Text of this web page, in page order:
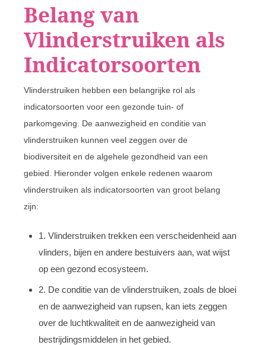
Belang van
Vlinderstruiken als
Indicatorsoorten
Vlinderstruiken hebben een belangrijke rol als
indicatorsoorten voor een gezonde tuin- of
parkomgeving. De aanwezigheid en conditie van
vlinderstruiken kunnen veel zeggen over de
biodiversiteit en de algehele gezondheid van een
gebied. Hieronder volgen enkele redenen waarom
vlinderstruiken als indicatorsoorten van groot belang
zijn:
1. Vlinderstruiken trekken een verscheidenheid aan
vlinders, bijen en andere bestuivers aan, wat wijst
op een gezond ecosysteem.
2. De conditie van de vlinderstruiken, zoals de bloei
en de aanwezigheid van rupsen, kan iets zeggen
over de luchtkwaliteit en de aanwezigheid van
bestrijdingsmiddelen in het gebied.